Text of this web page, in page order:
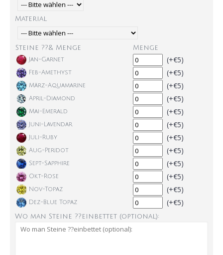
Material
Steine ??& Menge Menge
Jan-Garnet (+€5)
Feb-Amethyst (+€5)
März-Aquamarine (+€5)
April-Diamond (+€5)
Mai-Emerald (+€5)
Juni-Lavendar (+€5)
Juli-Ruby (+€5)
Aug-Peridot (+€5)
Sept-Sapphire (+€5)
Okt-Rose (+€5)
Nov-Topaz (+€5)
Dez-Blue Topaz (+€5)
Wo man Steine ??einbettet (optional):